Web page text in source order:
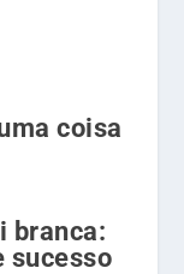
coisa
branca:
sucesso